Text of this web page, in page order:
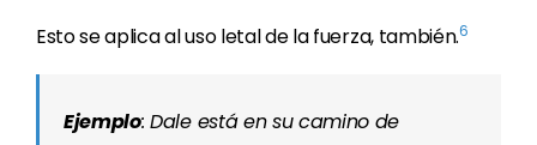
Esto se aplica al uso letal de la fuerza, también.6
Ejemplo: Dale está en su camino de